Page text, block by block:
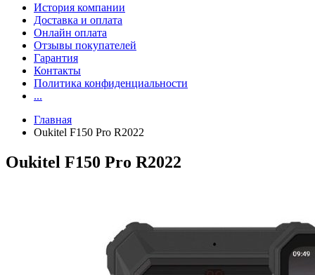
История компании
Доставка и оплата
Онлайн оплата
Отзывы покупателей
Гарантия
Контакты
Политика конфиденциальности
...
Главная
Oukitel F150 Pro R2022
Oukitel F150 Pro R2022